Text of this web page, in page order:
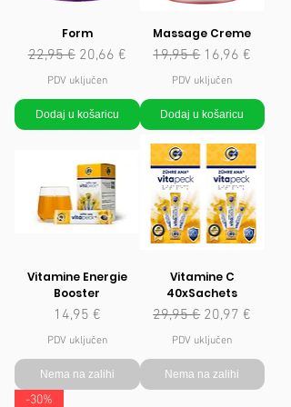
Form
Redovna cijena
22,95 € Cijena s popustom
20,66 €
PDV uključen
Dodaj u košaricu
Massage Creme
Redovna cijena
19,95 € Cijena s
16,96 €
PDV uključen
Dodaj u košaricu
Vitamine Energie
Booster
Cijena
14,95 €
PDV uključen
Nema na zalihi
Vitamine C
40xSachets
Redovna cijena
29,95 € Cijena s
20,97 €
PDV uključen
Nema na zalihi
-30%